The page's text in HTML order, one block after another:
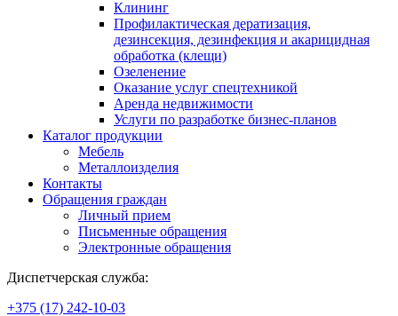
Клининг
Профилактическая дератизация,
дезинсекция, дезинфекция и акарицидная
обработка (клещи)
Озеленение
Оказание услуг спецтехникой
Аренда недвижимости
Услуги по разработке бизнес-планов
Каталог продукции
Мебель
Металлоизделия
Контакты
Обращения граждан
Личный прием
Письменные обращения
Электронные обращения
Диспетчерская служба:
+375 (17) 242-10-03